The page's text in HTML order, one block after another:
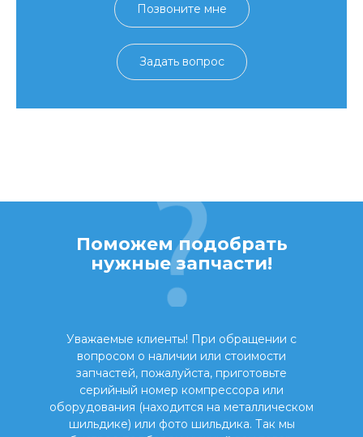
Позвоните мне
Задать вопрос
Поможем подобрать
нужные запчасти!
Уважаемые клиенты! При обращении с
вопросом о наличии или стоимости
запчастей, пожалуйста, приготовьте
серийный номер компрессора или
оборудования (находится на металлическом
шильдике) или фото шильдика. Так мы